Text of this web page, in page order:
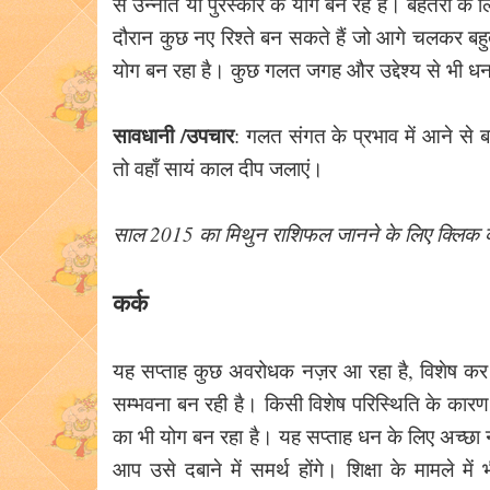
दौरान कुछ नए रिश्ते बन सकते हैं जो आगे चलकर बहुत
योग बन रहा है। कुछ गलत जगह और उद्देश्य से भी धन
सावधानी /उपचार: गलत संगत के प्रभाव में आने से
तो वहाँ सायं काल दीप जलाएं।
साल 2015 का मिथुन राशिफल जानने के लिए
कर्क
यह सप्ताह कुछ अवरोधक नज़र आ रहा है, विशेष कर
सम्भवना बन रही है। किसी विशेष परिस्थिति के
का भी योग बन रहा है। यह सप्ताह धन के लिए
आप उसे दबाने में समर्थ होंगे। शिक्षा के मामले